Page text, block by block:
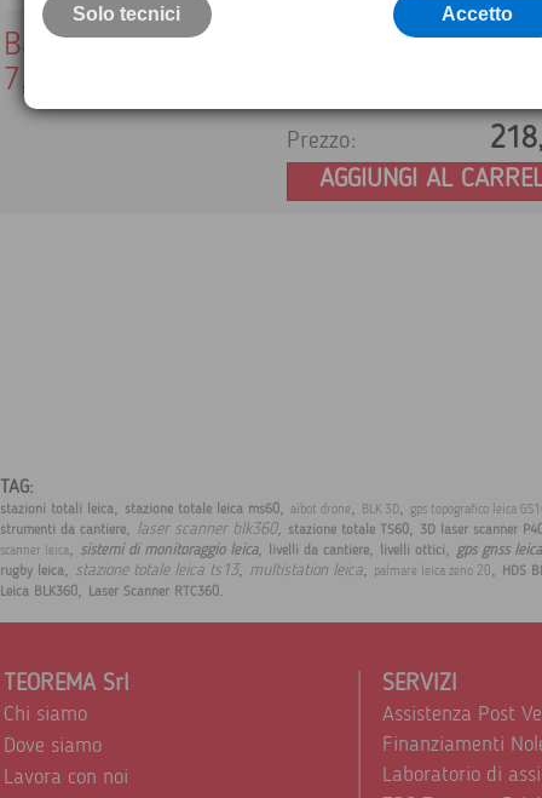
Batteria Topcon compatibile BDC70 Ni-
7,2V / 5200maH
Prezzo:
AGGIUNGI AL
TAG:
stazioni totali leica, stazione totale leica ms60, aibot drone, BLK 3D, gps topografico leica
strumenti da cantiere, laser scanner blk360, stazione totale TS60, 3D laser scanner
scanner leica, sistemi di monitoraggio leica, livelli da cantiere, livelli ottici, gps gnss
rugby leica, stazione totale leica ts13, multistation leica, palmare leica zeno 20,
HDS
Leica BLK360, Laser Scanner RTC360.
TEOREMA Srl
Chi siamo
Dove siamo
Lavora con noi
SERVIZI
Assistenza Post
Finanziamenti
Laboratorio di
Solo tecnici Accetto